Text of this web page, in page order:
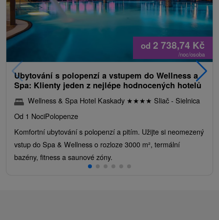
od 2 738,74 Kč
/noc/osoba
Ubytování s polopenzí a vstupem do Wellness a
Spa: Klienty jeden z nejlépe hodnocených hotelů
Wellness & Spa Hotel Kaskady ★★★★ Sliač - Sielnica
Od 1 NociPolopenze
Komfortní ubytování s polopenzí a pitím. Užijte si neomezený
vstup do Spa & Wellness o rozloze 3000 m², termální
bazény, fitness a saunové zóny.